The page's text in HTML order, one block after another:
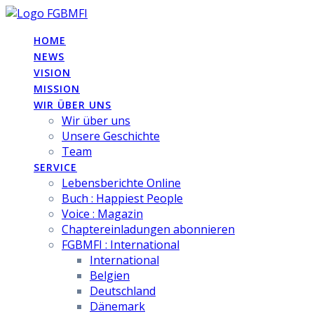
Skip
contentHOME
NEWS
VISION
MISSION
WIR ÜBER UNS
Wir über uns
Unsere Geschichte
Team
SERVICE
Lebensberichte Online
Buch : Happiest People
Voice : Magazin
Chaptereinladungen abonnieren
FGBMFI : International
International
Belgien
Deutschland
Dänemark